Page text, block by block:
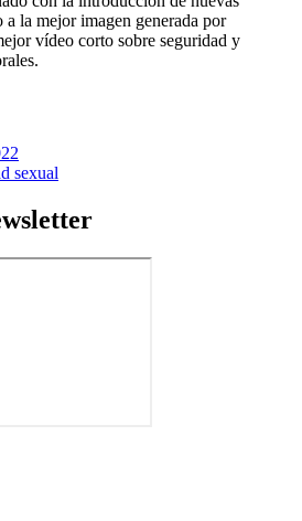
la mejor imagen generada por
vídeo corto sobre seguridad y
sexual